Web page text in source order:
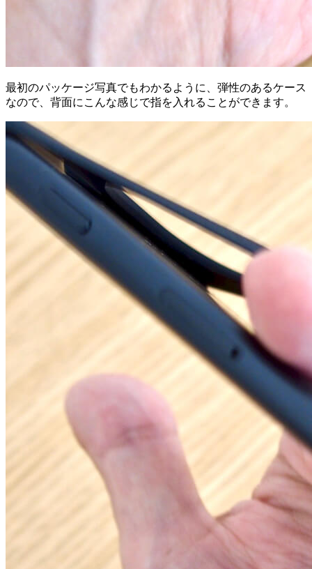
最初のパッケージ写真でもわかるように、弾性のあるケース
なので、背面にこんな感じで指を入れることができます。